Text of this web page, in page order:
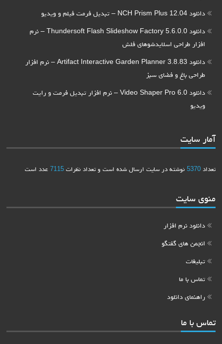
دانلود NCH Prism Plus 12.04 – تبدیل فرمت فیلم و ویدیو
دانلود Thundersoft Flash Slideshow Factory 5.6.0.0 – نرم
افزار طراحی اسلایدشوهای فلش
دانلود Artifact Interactive Garden Planner 3.8.83 – نرم افزار
طراحی باغ و فضای سبز
دانلود Video Shaper Pro 6.0 – نرم افزار تبدیل فرمت و رایت
ویدیو
آمار سایت
تعداد5370 نوشته در سایت ارسال شده است و تعداد نظرات7115 عدد است
منوی سایت
دانلود نرم افزار
انجمن های گفتگو
تبلیغات
تماس با ما
راهنمای دانلود
تماس با ما